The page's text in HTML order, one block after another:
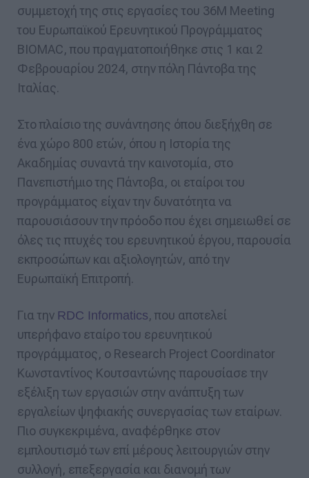
συμμετοχή της στις εργασίες του 36Μ Meeting
του Ευρωπαϊκού Ερευνητικού Προγράμματος
BIOMAC, που πραγματοποιήθηκε στις 1 και 2
Φεβρουαρίου 2024, στην πόλη Πάντοβα της
Ιταλίας.
Στο πλαίσιο της συνάντησης όπου διεξήχθη σε
ένα χώρο 800 ετών, όπου η Ιστορία της
Ακαδημίας συναντά την καινοτομία, στο
Πανεπιστήμιο της Πάντοβα, οι εταίροι του
προγράμματος είχαν την δυνατότητα να
παρουσιάσουν την πρόοδο που έχει σημειωθεί σε
όλες τις πτυχές του ερευνητικού έργου, παρουσία
εκπροσώπων και αξιολογητών, από την
Ευρωπαϊκή Επιτροπή.
Για την RDC Informatics, που αποτελεί
υπερήφανο εταίρο του ερευνητικού
προγράμματος, ο Research Project Coordinator
Κωνσταντίνος Κουτσαντώνης παρουσίασε την
εξέλιξη των εργασιών στην ανάπτυξη των
εργαλείων ψηφιακής συνεργασίας των εταίρων.
Πιο συγκεκριμένα, αναφέρθηκε στον
εμπλουτισμό των επί μέρους λειτουργιών στην
συλλογή, επεξεργασία και διανομή των